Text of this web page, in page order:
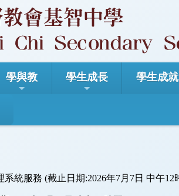
學與教 學生成長 學生成就